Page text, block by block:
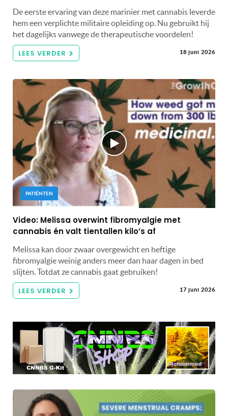
De eerste ervaring van deze marinier met cannabis leverde
hem een ​​verplichte militaire opleiding op. Nu gebruikt hij
het dagelijks vanwege de therapeutische voordelen!
LEES VERDER 18 juni 2026
PATIËNTEN
Video: Melissa overwint fibromyalgie met
cannabis én valt tientallen kilo’s af
Melissa kan door zwaar overgewicht en heftige
fibromyalgie weinig anders meer dan haar dagen in bed
slijten. Totdat ze cannabis gaat gebruiken!
LEES VERDER 17 juni 2026